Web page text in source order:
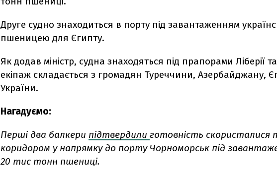
Друге судно знаходиться в порту під завантаженням
пшеницею для Єгипту.
Як додав міністр, судна знаходяться під прапорами Ліберії
екіпаж складається з громадян Туреччини, Азербайджану,
України.
Нагадуємо:
Перші два балкери підтвердили готовність скористалися
коридором у напрямку до порту Чорноморськ під
20 тис тонн пшениці.